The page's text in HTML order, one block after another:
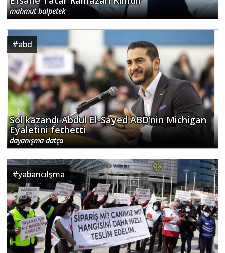
mahmut balpetek
#abd
Sol kazandı Abdul El-Sayed ABD’nin Michigan
Eyaletini fethetti
dayanışma datça
#yabancılşma